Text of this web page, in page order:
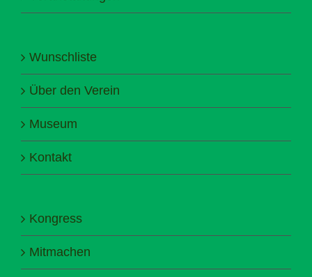
Wunschliste
Über den Verein
Museum
Kontakt
Kongress
Mitmachen